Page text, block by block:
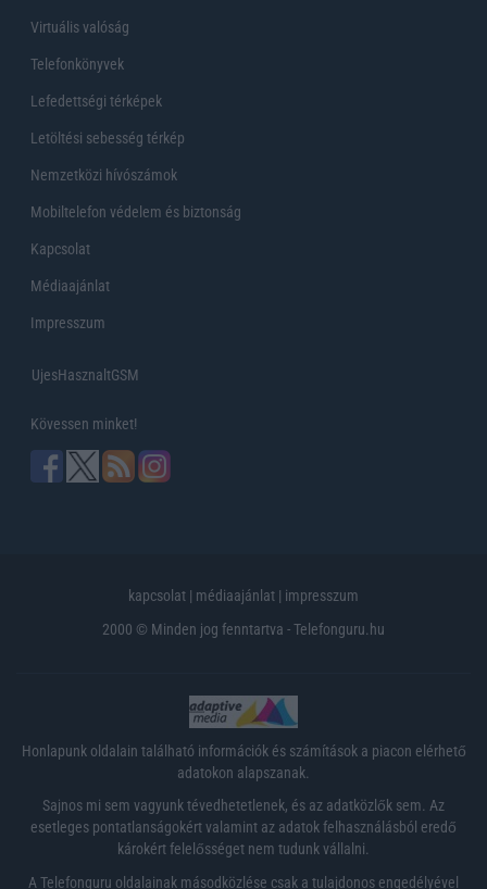
Virtuális valóság
Telefonkönyvek
Lefedettségi térképek
Letöltési sebesség térkép
Nemzetközi hívószámok
Mobiltelefon védelem és biztonság
Kapcsolat
Médiaajánlat
Impresszum
UjesHasznaltGSM
Kövessen minket!
kapcsolat | médiaajánlat | impresszum
2000 © Minden jog fenntartva - Telefonguru.hu
Honlapunk oldalain található információk és számítások a piacon elérhető
adatokon alapszanak.
Sajnos mi sem vagyunk tévedhetetlenek, és az adatközlők sem. Az
esetleges pontatlanságokért valamint az adatok felhasználásból eredő
károkért felelősséget nem tudunk vállalni.
A Telefonguru oldalainak másodközlése csak a tulajdonos engedélyével